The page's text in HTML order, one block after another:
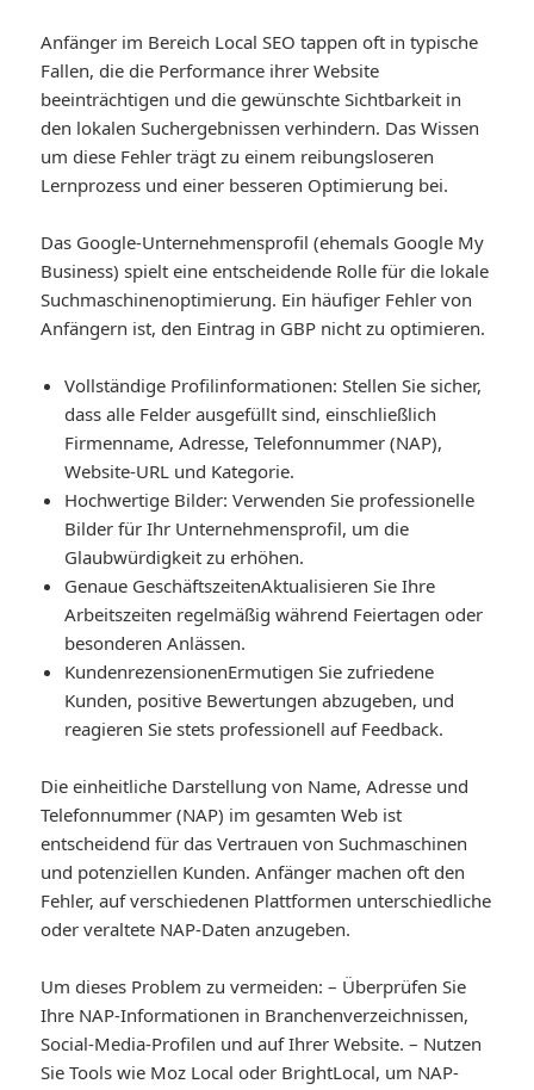
Anfänger im Bereich Local SEO tappen oft in typische
Fallen, die die Performance ihrer Website
beeinträchtigen und die gewünschte Sichtbarkeit in
den lokalen Suchergebnissen verhindern. Das Wissen
um diese Fehler trägt zu einem reibungsloseren
Lernprozess und einer besseren Optimierung bei.
Das Google-Unternehmensprofil (ehemals Google My
Business) spielt eine entscheidende Rolle für die lokale
Suchmaschinenoptimierung. Ein häufiger Fehler von
Anfängern ist, den Eintrag in GBP nicht zu optimieren.
Vollständige Profilinformationen: Stellen Sie sicher,
dass alle Felder ausgefüllt sind, einschließlich
Firmenname, Adresse, Telefonnummer (NAP),
Website-URL und Kategorie.
Hochwertige Bilder: Verwenden Sie professionelle
Bilder für Ihr Unternehmensprofil, um die
Glaubwürdigkeit zu erhöhen.
Genaue GeschäftszeitenAktualisieren Sie Ihre
Arbeitszeiten regelmäßig während Feiertagen oder
besonderen Anlässen.
KundenrezensionenErmutigen Sie zufriedene
Kunden, positive Bewertungen abzugeben, und
reagieren Sie stets professionell auf Feedback.
Die einheitliche Darstellung von Name, Adresse und
Telefonnummer (NAP) im gesamten Web ist
entscheidend für das Vertrauen von Suchmaschinen
und potenziellen Kunden. Anfänger machen oft den
Fehler, auf verschiedenen Plattformen unterschiedliche
oder veraltete NAP-Daten anzugeben.
Um dieses Problem zu vermeiden: – Überprüfen Sie
Ihre NAP-Informationen in Branchenverzeichnissen,
Social-Media-Profilen und auf Ihrer Website. – Nutzen
Sie Tools wie Moz Local oder BrightLocal, um NAP-